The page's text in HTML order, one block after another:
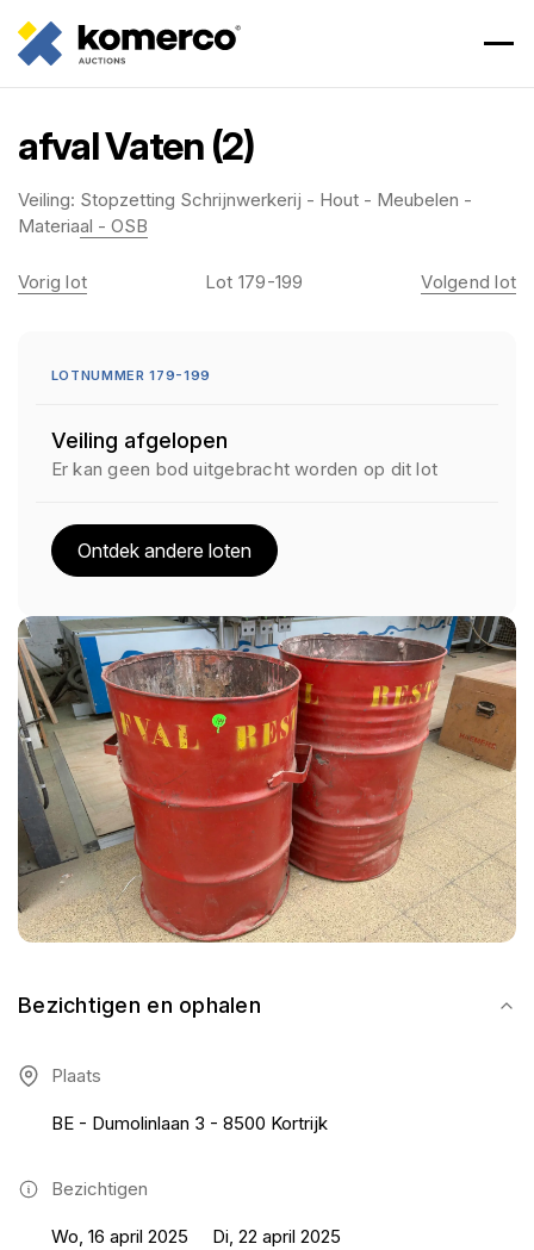
afval Vaten (2)
Veiling: Stopzetting Schrijnwerkerij - Hout - Meubelen -
Materiaal - OSB
Bezichtigen en ophalen
Plaats
BE - Dumolinlaan 3 - 8500 Kortrijk
Bezichtigen
Wo, 16 april 2025
Di, 22 april 2025
Vorig lot Lot 179-199 Volgend lot
LOTNUMMER 179-199
Veiling afgelopen
Er kan geen bod uitgebracht worden op dit lot
Ontdek andere loten